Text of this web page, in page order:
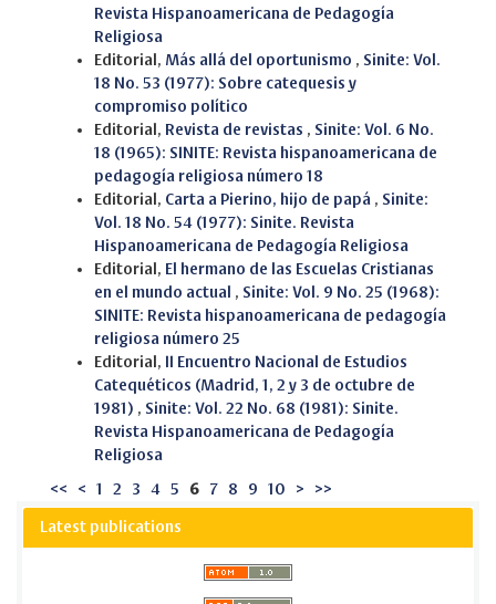
Revista Hispanoamericana de Pedagogía
Religiosa
Editorial, Más allá del oportunismo , Sinite: Vol.
18 No. 53 (1977): Sobre catequesis y
compromiso político
Editorial, Revista de revistas , Sinite: Vol. 6 No.
18 (1965): SINITE: Revista hispanoamericana de
pedagogía religiosa número 18
Editorial, Carta a Pierino, hijo de papá , Sinite:
Vol. 18 No. 54 (1977): Sinite. Revista
Hispanoamericana de Pedagogía Religiosa
Editorial, El hermano de las Escuelas Cristianas
en el mundo actual , Sinite: Vol. 9 No. 25 (1968):
SINITE: Revista hispanoamericana de pedagogía
religiosa número 25
Editorial, II Encuentro Nacional de Estudios
Catequéticos (Madrid, 1, 2 y 3 de octubre de
1981) , Sinite: Vol. 22 No. 68 (1981): Sinite.
Revista Hispanoamericana de Pedagogía
Religiosa
<< < 1 2 3 4 5 6 7 8 9 10 > >>
Latest publications